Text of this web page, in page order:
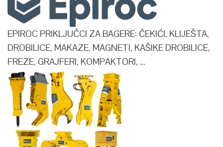
EPIROC PRIKLJUČCI ZA BAGERE: ČEKIĆI, KLIJEŠTA,
DROBILICE, MAKAZE, MAGNETI, KAŠIKE DROBILICE,
FREZE, GRAJFERI, KOMPAKTORI, …